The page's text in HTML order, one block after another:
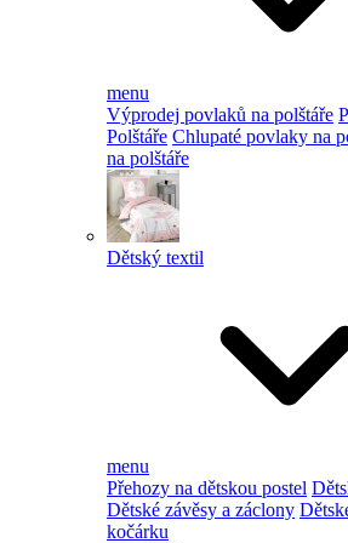
menu
Výprodej povlaků na polštáře
Polštáře Chlupaté povlaky na
na polštáře
Dětský textil
menu
Přehozy na dětskou postel
Dětské závěsy a záclony
kočárku